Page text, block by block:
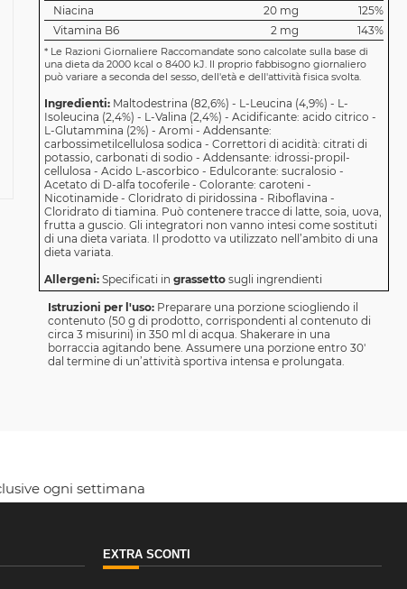
Niacina
20 mg
125%
Vitamina B6
2 mg 143%
*Le Razioni Giornaliere Raccomandate sono calcolate sulla base di
una dieta da 2000 kcal o 8400 kJ. Il proprio fabbisogno giornaliero
può variare a seconda del sesso, dell'età e dell'attività fisica svolta.
Ingredienti: Maltodestrina (82,6%) - L-Leucina (4,9%) - L-
Isoleucina (2,4%) - L-Valina (2,4%) - Acidificante: acido citrico -
L-Glutammina (2%) - Aromi - Addensante:
carbossimetilcellulosa sodica - Correttori di acidità: citrati di
potassio, carbonati di sodio - Addensante: idrossi-propil-
cellulosa - Acido L-ascorbico - Edulcorante: sucralosio -
Acetato di D-alfa tocoferile - Colorante: caroteni -
Nicotinamide - Cloridrato di piridossina - Riboflavina -
Cloridrato di tiamina. Può contenere tracce di latte, soia, uova,
frutta a guscio. Gli integratori non vanno intesi come sostituti
di una dieta variata. Il prodotto va utilizzato nell’ambito di una
dieta variata.
Allergeni: Specificati in grassettosugli ingrendienti
Istruzioni per l'uso: Preparare una porzione sciogliendo il
contenuto (50 g di prodotto, corrispondenti al contenuto di
circa 3 misurini) in 350 ml di acqua. Shakerare in una
borraccia agitando bene. Assumere una porzione entro 30'
dal termine di un’attività sportiva intensa e prolungata.
ogni settimana
EXTRA SCONTI